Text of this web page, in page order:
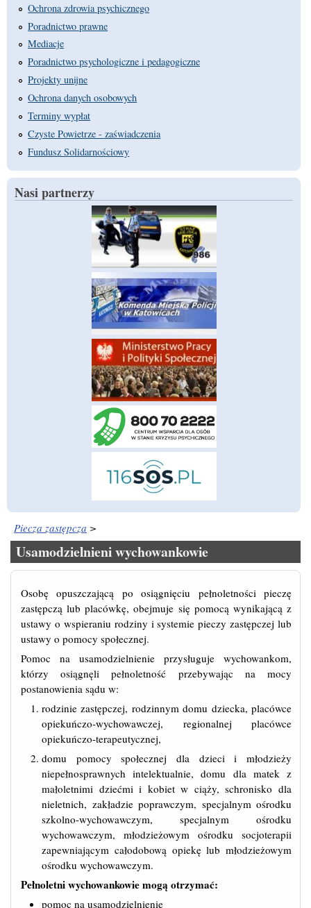
Ochrona zdrowia psychicznego
Poradnictwo prawne
Mediacje
Poradnictwo psychologiczne i pedagogiczne
Projekty unijne
Ochrona danych osobowych
Terminy wypłat
Czyste Powietrze - zaświadczenia
Fundusz Solidarnościowy
Nasi partnerzy
Piecza zastępcza >
Usamodzielnieni wychowankowie
Osobę opuszczającą po osiągnięciu pełnoletności pieczę
zastępczą lub placówkę, obejmuje się pomocą wynikającą z
ustawy o wspieraniu rodziny i systemie pieczy zastępczej lub
ustawy o pomocy społecznej.
Pomoc na usamodzielnienie przysługuje wychowankom,
którzy osiągnęli pełnoletność przebywając na mocy
postanowienia sądu w:
rodzinie zastępczej, rodzinnym domu dziecka, placówce
opiekuńczo-wychowawczej, regionalnej placówce
opiekuńczo-terapeutycznej,
domu pomocy społecznej dla dzieci i młodzieży
niepełnosprawnych intelektualnie, domu dla matek z
małoletnimi dziećmi i kobiet w ciąży, schronisko dla
nieletnich, zakładzie poprawczym, specjalnym ośrodku
szkolno-wychowawczym, specjalnym ośrodku
wychowawczym, młodzieżowym ośrodku socjoterapii
zapewniającym całodobową opiekę lub młodzieżowym
ośrodku wychowawczym.
Pełnoletni wychowankowie mogą otrzymać:
pomoc na usamodzielnienie